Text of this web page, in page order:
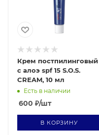
Крем постпилинговый
с алоэ spf 15 S.O.S.
CREAM, 10 мл
Есть в наличии
600 ₽/шт
В КОРЗИНУ